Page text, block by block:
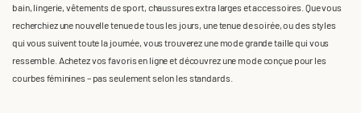
bain, lingerie, vêtements de sport, chaussures extra larges et accessoires. Que vous
recherchiez une nouvelle tenue de tous les jours, une tenue de soirée, ou des styles
qui vous suivent toute la journée, vous trouverez une mode grande taille qui vous
ressemble. Achetez vos favoris en ligne et découvrez une mode conçue pour les
courbes féminines – pas seulement selon les standards.